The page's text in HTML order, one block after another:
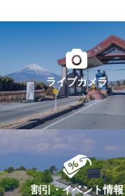
ライブカメラ
割引・イベント情報